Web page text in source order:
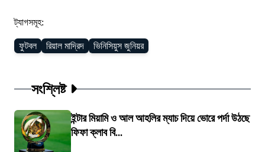
ট্যাগসমূহ:
ফুটবল রিয়াল মাদ্রিদ ভিনিসিয়ুস জুনিয়র
সংশ্লিষ্ট
ইন্টার মিয়ামি ও আল আহলির ম্যাচ দিয়ে ভোরে পর্দা উঠছে
ফিফা ক্লাব বি...